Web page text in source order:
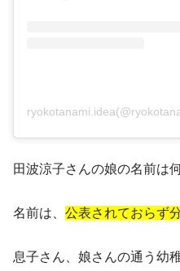
田波涼子さんの娘の名前は
名前は、 公表されておらず
息子さん、娘さんの通う幼